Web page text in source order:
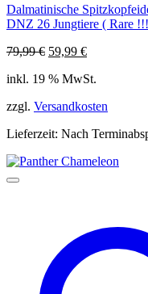
Dalmatinische
DNZ 26 Jungtiere ( Rare
79,99€ Ursprünglicher
war:
59,99 €Aktueller
ist:
inkl. 19 % MwSt.
zzgl. Versandkosten
Lieferzeit: Nach